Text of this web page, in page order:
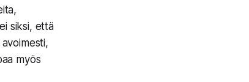
siksi, että
myös